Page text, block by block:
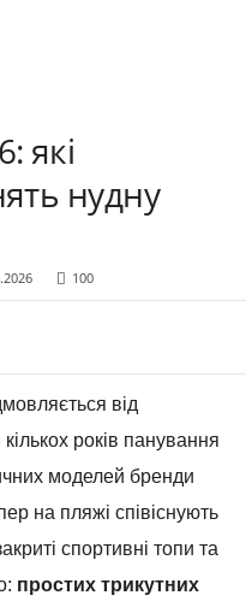
які
нудну
100
від
років панування
моделей бренди
на пляжі співіснують
спортивні топи та
простих трикутних